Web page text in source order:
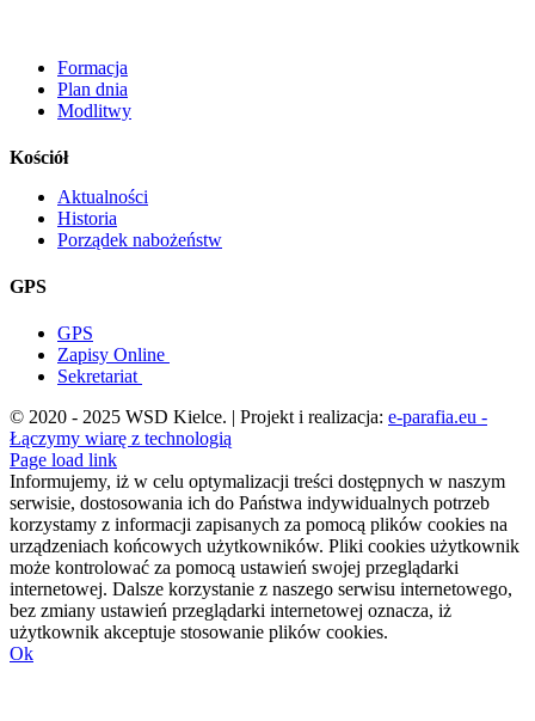
Formacja
Plan dnia
Modlitwy
Kościół
Aktualności
Historia
Porządek nabożeństw
GPS
GPS
Zapisy Online
Sekretariat
© 2020 - 2025 WSD Kielce. | Projekt i realizacja: e-parafia.eu -
Łączymy wiarę z technologią
Facebook
YouTube
YouTube
Page load link
Informujemy, iż w celu optymalizacji treści dostępnych w naszym
serwisie, dostosowania ich do Państwa indywidualnych potrzeb
korzystamy z informacji zapisanych za pomocą plików cookies na
urządzeniach końcowych użytkowników. Pliki cookies użytkownik
może kontrolować za pomocą ustawień swojej przeglądarki
internetowej. Dalsze korzystanie z naszego serwisu internetowego,
bez zmiany ustawień przeglądarki internetowej oznacza, iż
użytkownik akceptuje stosowanie plików cookies.
Ok